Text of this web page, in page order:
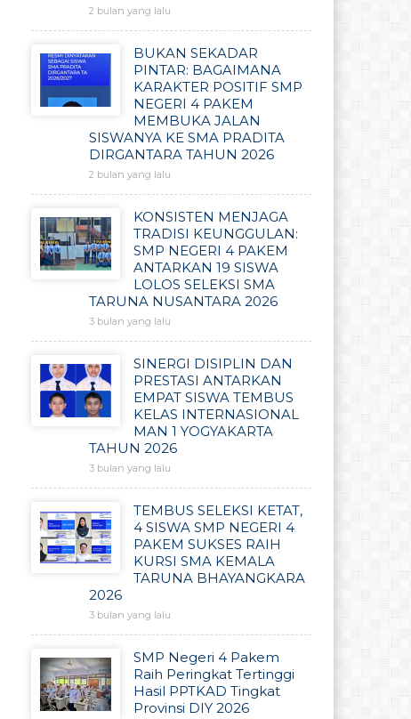
2 bulan yang lalu
BUKAN SEKADAR
PINTAR: BAGAIMANA
KARAKTER POSITIF SMP
NEGERI 4 PAKEM
MEMBUKA JALAN
SISWANYA KE SMA PRADITA
DIRGANTARA TAHUN 2026
2 bulan yang lalu
KONSISTEN MENJAGA
TRADISI KEUNGGULAN:
SMP NEGERI 4 PAKEM
ANTARKAN 19 SISWA
LOLOS SELEKSI SMA
TARUNA NUSANTARA 2026
3 bulan yang lalu
SINERGI DISIPLIN DAN
PRESTASI ANTARKAN
EMPAT SISWA TEMBUS
KELAS INTERNASIONAL
MAN 1 YOGYAKARTA
TAHUN 2026
3 bulan yang lalu
TEMBUS SELEKSI KETAT,
4 SISWA SMP NEGERI 4
PAKEM SUKSES RAIH
KURSI SMA KEMALA
TARUNA BHAYANGKARA
2026
3 bulan yang lalu
SMP Negeri 4 Pakem
Raih Peringkat Tertinggi
Hasil PPTKAD Tingkat
Provinsi DIY 2026